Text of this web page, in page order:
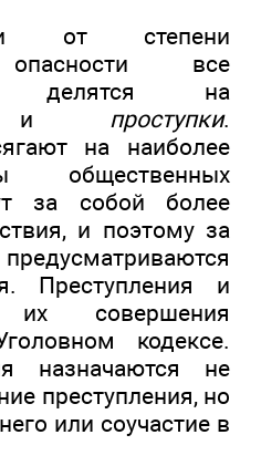
от степени
опасности все
делятся на
проступки.
на наиболее
общественных
за собой более
и поэтому за
Преступления и
совершения
кодексе.
назначаются не
преступления, но
или соучастие в